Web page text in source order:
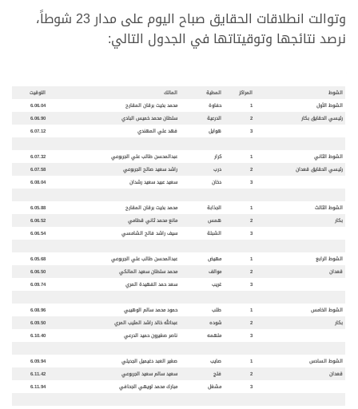
وتوالت انطلاقات الحقايق صباح اليوم على مدار 23 شوطاً،
نرصد نتائجها وتوقيتاتها في الجدول التالي:
الشوط المراكز المطية المالك
التوقيت
الشوط الأول
1 حفاوة محمد بخيت برقان المقارح
6.06.04
رئيسي الحقايق بكار
2 الدرعية سلطان محمد خميس البادي
6.06.90
3
هوايل فهد علي المهندي 6.07.12
الشوط الثاني 1 كرار عبدالمحسن طالب علي الجربوعي
6.07.32
رئيسي الحقايق قعدان
2 درب راشد سعيد صالح الجربوعي
6.07.58
3
دخان سعيد عبيد سعيد رشدان 6.08.04
الشوط الثالث 1 الجذابة محمد بخيت برقان المقارح
6.05.88
بكار
2 همس مانع محمد ثاني قطامي
6.06.52
3
الشبلة سيف راشد فالح الشامسي 6.06.54
الشوط الرابع 1 مهيض عبدالمحسن طالب علي الجربوعي
6.05.68
قعدان
2 موالف محمد سلطان سعيد المالكي
6.06.50
3
غريب سعد حمد الفهيدة المري 6.09.74
الشوط الخامس 1 طلب حمود محمد سالم الوهيبي
6.08.96
بكار
2 شوده عبدالله خالد راشد المثيب المري
6.09.50
3
ملهمه ناصر صغيرون حميد الدرعي 6.10.40
الشوط السادس 1 صايب صغير العبد دغيميل الجديلي
6.09.94
قعدان
2 فلج سعيد سالم سعيد الجربوعي
6.11.42
3
مشغل مبارك محمد لويهي الجحافي 6.11.94